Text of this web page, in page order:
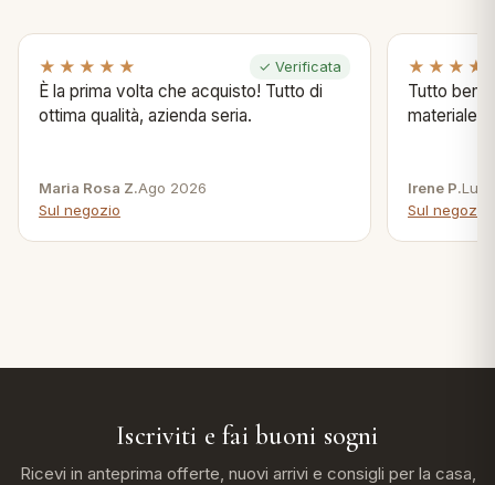
★★★★★ ✓ Verificata
È la prima volta che acquisto! Tutto di
ottima qualità, azienda seria.
Maria Rosa Z.Ago 2026
Sul negozio
Tutto bene
materiale .
Irene P.Lug
Sul negozio
Iscriviti e fai buoni sogni
Ricevi in anteprima offerte, nuovi arrivi e consigli per la casa,